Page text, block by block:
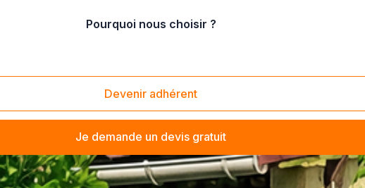
Pourquoi nous choisir ?
Devenir adhérent
Je demande un devis gratuit